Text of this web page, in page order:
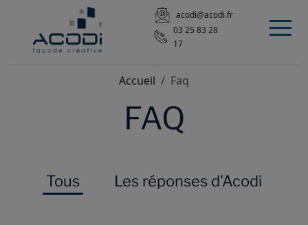
acodi@acodi.fr
03 25 83 28
17
Accueil Faq
FAQ
Tous Les réponses d'Acodi